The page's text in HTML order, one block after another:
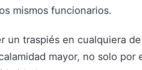
mismos funcionarios.
un traspiés en cualquiera
mayor, no solo